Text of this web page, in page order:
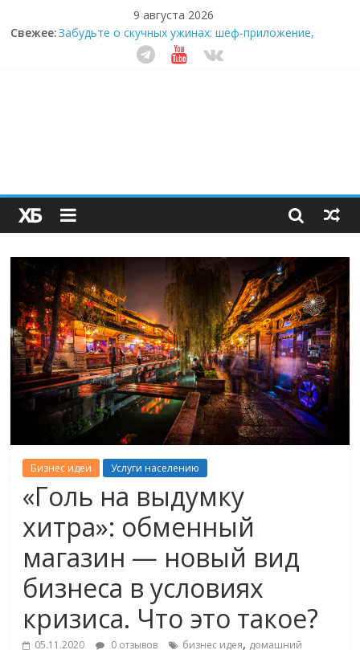
9 августа 2026
Свежее:Забудьте о скучных ужинах: шеф-приложение,
которое видит вашу еду насквозь
Небо зовёт: как бизнес на полётах дронов и
Секрет супергидратации: почему кокосовая вода с
пребиотиками становится главным трендом
здорового питания
Бизнес идеи Услуги населению
«Голь на выдумку
хитра»: обменный
магазин — новый вид
бизнеса в условиях
кризиса. Что это такое?
05.11.2020 0 отзывов бизнес идея, домашний